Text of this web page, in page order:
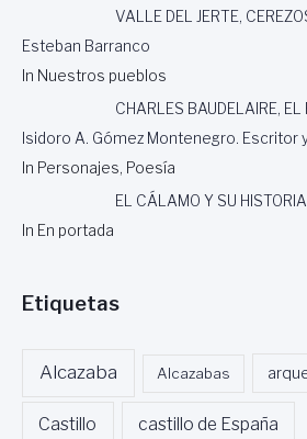
VALLE DEL JERTE,
Esteban Barranco
In Nuestros pueblos
CHARLES BAUDELAIRE,
Isidoro A. Gómez Montenegro. Escritor
In Personajes, Poesía
EL CÁLAMO Y SU
In En portada
Etiquetas
Alcazaba Alcazabas
Castillo castillo de España